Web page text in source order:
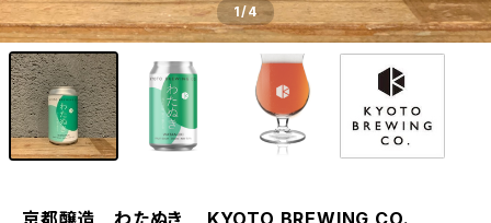
1/4
京都醸造 わたぬき KYOTO BREWING CO.